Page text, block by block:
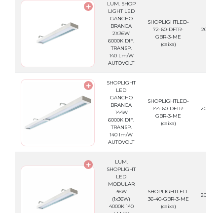
LUM. SHOP
LIGHT LED
GANCHO
BRANCA
2X36W
6000K DIF.
TRANSP.
140 Lm/W
AUTOVOLT
SHOPLIGHTLED-
72-60-DFTR-
GBR-3-ME
(caixa)
SHOPLIGHT
LED
GANCHO
BRANCA
144W
6000K DIF.
TRANSP.
140 lm/W
AUTOVOLT
SHOPLIGHTLED-
144-60-DFTR-
GBR-3-ME
(caixa)
LUM.
SHOPLIGHT
LED
MODULAR
36W
(1x36W)
4000K 140
SHOPLIGHTLED-
36-40-GBR-3-ME
(caixa)